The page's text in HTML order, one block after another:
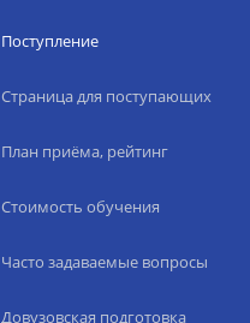
Поступление
Страница для поступающих
План приёма, рейтинг
Стоимость обучения
Часто задаваемые вопросы
Довузовская подготовка